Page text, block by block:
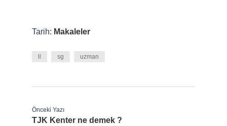
Tarih: Makaleler
sg uzman
Önceki Yazı
TJK Kenter ne demek ?